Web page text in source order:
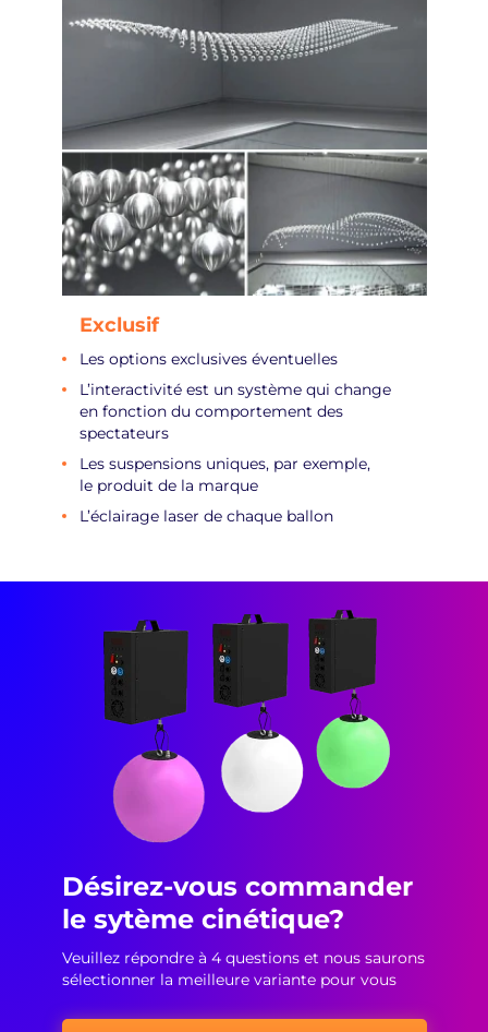
Exclusif
Les options exclusives éventuelles
L’interactivité est un système qui change
en fonction du comportement des
spectateurs
Les suspensions uniques, par exemple,
le produit de la marque
L’éclairage laser de chaque ballon
Désirez-vous commander
le sytème cinétique?
Veuillez répondre à 4 questions et nous saurons
sélectionner la meilleure variante pour vous